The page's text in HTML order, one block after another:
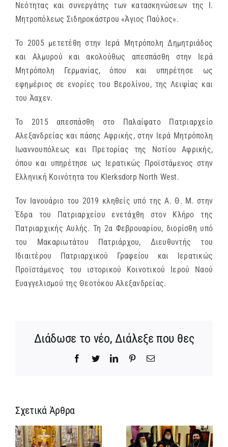
Νεότητας και συνεργάτης των κατασκηνώσεων της Ι.
Μητροπόλεως Σιδηροκάστρου «Άγιος Παύλος».
Το 2005 μετετέθη στην Ιερά Μητρόπολη Δημητριάδος
και Αλμυρού και ακολούθως απεσπάσθη στην Ιερά
Μητρόπολη Γερμανίας, όπου και υπηρέτησε ως
εφημέριος σε ενορίες του Βερολίνου, της Λειψίας και
του Άαχεν.
Το 2015 απεσπάσθη στο Παλαίφατο Πατριαρχείο
Αλεξανδρείας και πάσης Αφρικής, στην Ιερά Μητρόπολη
Ιωαννουπόλεως και Πρετορίας της Νοτίου Αφρικής,
όπου και υπηρέτησε ως Ιερατικώς Προϊστάμενος στην
Ελληνική Κοινότητα του Klerksdorp North West.
Τον Ιανουάριο του 2019 κληθείς υπό της Α. Θ. Μ. στην
Έδρα του Πατριαρχείου ενετάχθη στον Κλήρο της
Πατριαρχικής Αυλής. Τη 2α Φεβρουαρίου, διορίσθη υπό
του Μακαριωτάτου Πατριάρχου, Διευθυντής του
Ιδιαιτέρου Πατριαρχικού Γραφείου και Ιερατικώς
Προϊστάμενος του ιστορικού Κοινοτικού Ιερού Ναού
Ευαγγελισμού της Θεοτόκου Αλεξανδρείας.
Διάδωσε το νέο, Διάλεξε που θες
Facebook
TwitterLinkedInPinterestEmail
Σχετικά ΆρθραΊδρυση
Γυναικείας
Ιεράς